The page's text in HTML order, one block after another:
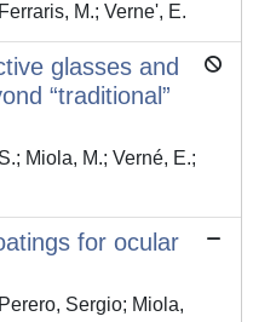
M.; Verne', E.
glasses and
“traditional”
Miola, M.; Verné, E.;
for ocular
Sergio; Miola,